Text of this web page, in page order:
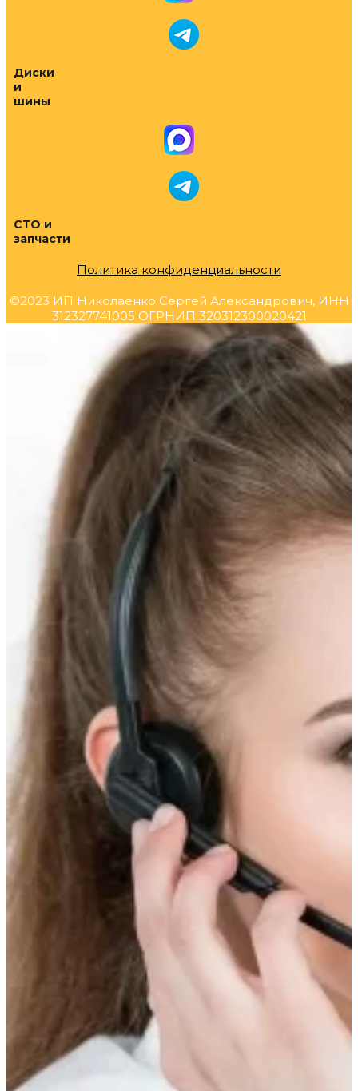
Диски
и
шины
СТО и
запчасти
Политика конфиденциальности
©2023 ИП Николаенко Сергей Александрович, ИНН
312327741005 ОГРНИП 320312300020421